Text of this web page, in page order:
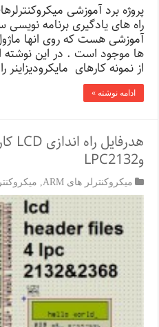
راه های یادگیری برنامه
آموزشی هست که روی انها
ها موجود است . در این نوشته
از نمونه کارهای مایکرودیزاینر
ادامه نوشته »
وLPC2132
میکروکنترلر های ARM ,